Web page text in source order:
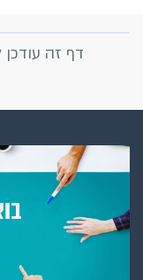
דף זה עודכן